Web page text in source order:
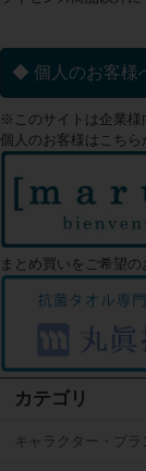
◆ 個人のお客様
※このサイトは企業様
個人のお客様はこち
まとめ買いをご希望
カテゴリ
キャラクター・ブラ